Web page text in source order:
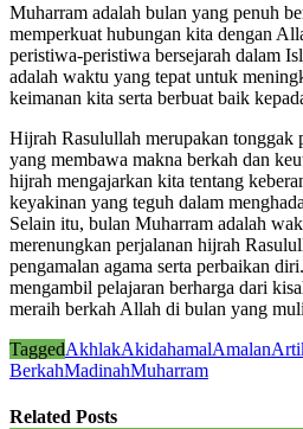
Muharram adalah bulan yang penuh
memperkuat hubungan kita dengan
peristiwa-peristiwa bersejarah dalam
adalah waktu yang tepat untuk
keimanan kita serta berbuat baik
Hijrah Rasulullah merupakan tonggak
yang membawa makna berkah dan
hijrah mengajarkan kita tentang
keyakinan yang teguh dalam
Selain itu, bulan Muharram adalah
merenungkan perjalanan hijrah
pengamalan agama serta perbaikan
mengambil pelajaran berharga dari
meraih berkah Allah di bulan yang
TaggedAkhlakAkidahamalAmalan
BerkahMadinahMuharram
Related Posts